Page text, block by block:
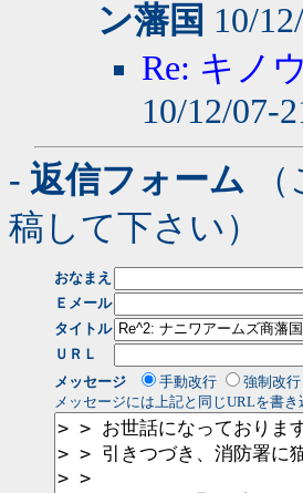
ン藩国 10/
Re: キノ
10/12/07-
- 返信フォーム
稿して下さい）
おなまえ
Ｅメール
タイトル
ＵＲＬ
メッセージ
手動改行 強制改行
メッセージには上記と同じURLを書